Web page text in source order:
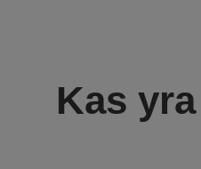
Kas